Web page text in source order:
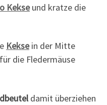
Kekseund kratze die
Keksein der Mitte
die Fledermäuse
damit überziehen